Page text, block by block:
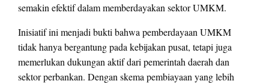
semakin efektif dalam memberdayakan sektor UMKM.
Inisiatif ini menjadi bukti bahwa pemberdayaan UMKM
tidak hanya bergantung pada kebijakan pusat, tetapi juga
memerlukan dukungan aktif dari pemerintah daerah dan
sektor perbankan. Dengan skema pembiayaan yang lebih